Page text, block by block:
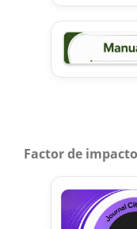
Factor de impacto